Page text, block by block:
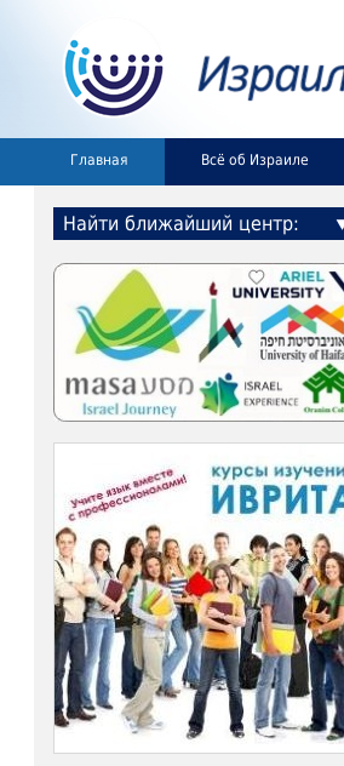
Главная Всё об Израиле
Найти ближайший центр: